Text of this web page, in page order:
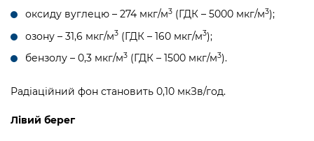
оксиду вуглецю – 274 мкг/м3 (ГДК – 5000 мкг/м3);
озону – 31,6 мкг/м3 (ГДК – 160 мкг/м3);
бензолу – 0,3 мкг/м3 (ГДК – 1500 мкг/м3).
Радіаційний фон становить 0,10 мкЗв/год.
Лівий берег